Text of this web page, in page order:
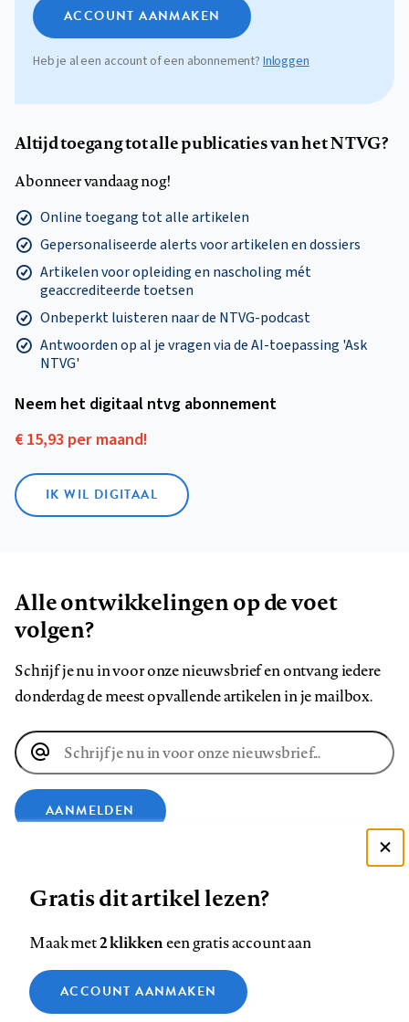
ACCOUNT AANMAKEN
Heb je al een account of een abonnement?Inloggen
Altijd toegang tot alle publicaties van het NTVG?
Abonneer vandaag nog!
Online toegang tot alle artikelen
Gepersonaliseerde alerts voor artikelen en dossiers
Artikelen voor opleiding en nascholing mét
geaccrediteerde toetsen
Onbeperkt luisteren naar de NTVG-podcast
Antwoorden op al je vragen via de AI-toepassing 'Ask
NTVG'
Neem het digitaal ntvg abonnement
€ 15,93 per maand!
IK WIL DIGITAAL
Alle ontwikkelingen op de voet
volgen?
Schrijf je nu in voor onze nieuwsbrief en ontvang iedere
donderdag de meest opvallende artikelen in je mailbox.
E-
mailadres
AANMELDEN
op
Facebook
op
LinkedIn
op
Bluesky
ons
op
InstagramYouTube
Footer
Contact Colofon Disclaimer Privacy
Medische vragen verdienen
Zie onze cookie policy
Analytische cookies
Gratis dit artikel lezen?
Maak met2 klikkeneen gratis account aan
ACCOUNT AANMAKEN